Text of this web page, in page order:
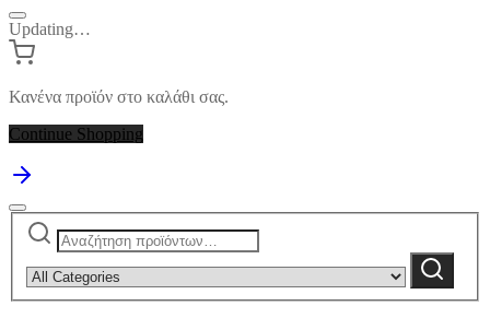
Updating…
Κανένα προϊόν στο καλάθι σας.
Continue Shopping
Αναζήτηση
για:
category:
Αναζήτηση